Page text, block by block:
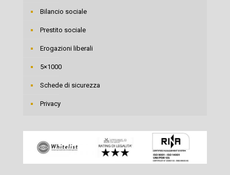
Bilancio sociale
Prestito sociale
Erogazioni liberali
5×1000
Schede di sicurezza
Privacy